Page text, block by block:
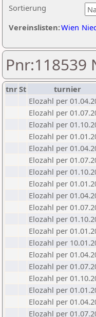
Sortierung
Vereinslisten:Wien
Pnr:118539
tnrSt turnier
Elozahl per
Elozahl per
Elozahl per
Elozahl per
Elozahl per
Elozahl per
Elozahl per
Elozahl per
Elozahl per
Elozahl per
Elozahl per
Elozahl per
Elozahl per
Elozahl per
Elozahl per
Elozahl per
Elozahl per
Elozahl per
Elozahl per